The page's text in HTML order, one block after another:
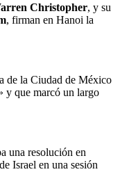
Christopher, y su
, firman en Hanoi la
de la Ciudad de México
y que marcó un largo
una resolución en
Israel en una sesión